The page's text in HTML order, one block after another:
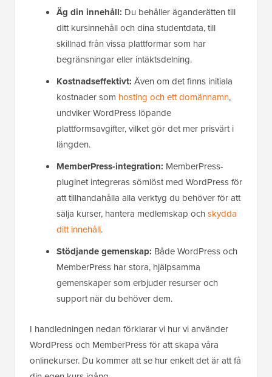
Äg din innehåll: Du behåller äganderätten till
ditt kursinnehåll och dina studentdata, till
skillnad från vissa plattformar som har
begränsningar eller intäktsdelning.
Kostnadseffektivt: Även om det finns initiala
kostnader som hosting och ett domännamn,
undviker WordPress löpande
plattformsavgifter, vilket gör det mer prisvärt i
längden.
MemberPress-integration: MemberPress-
pluginet integreras sömlöst med WordPress för
att tillhandahålla alla verktyg du behöver för att
sälja kurser, hantera medlemskap ochskydda
ditt innehåll.
Stödjande gemenskap: Både WordPress och
MemberPress har stora, hjälpsamma
gemenskaper som erbjuder resurser och
support när du behöver dem.
I handledningen nedan förklarar vi hur vi använder
WordPress och MemberPress för att skapa våra
onlinekurser. Du kommer att se hur enkelt det är att få